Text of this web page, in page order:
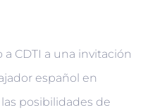
CDTI a una invitación
español en
posibilidades de